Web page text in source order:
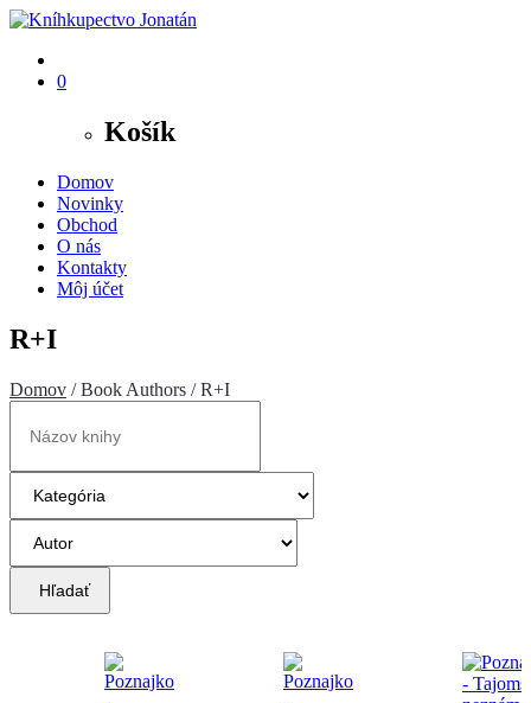
0
Košík
Domov
Novinky
Obchod
O nás
Kontakty
Môj účet
R+I
Domov / Book Authors / R+I
Hľadať